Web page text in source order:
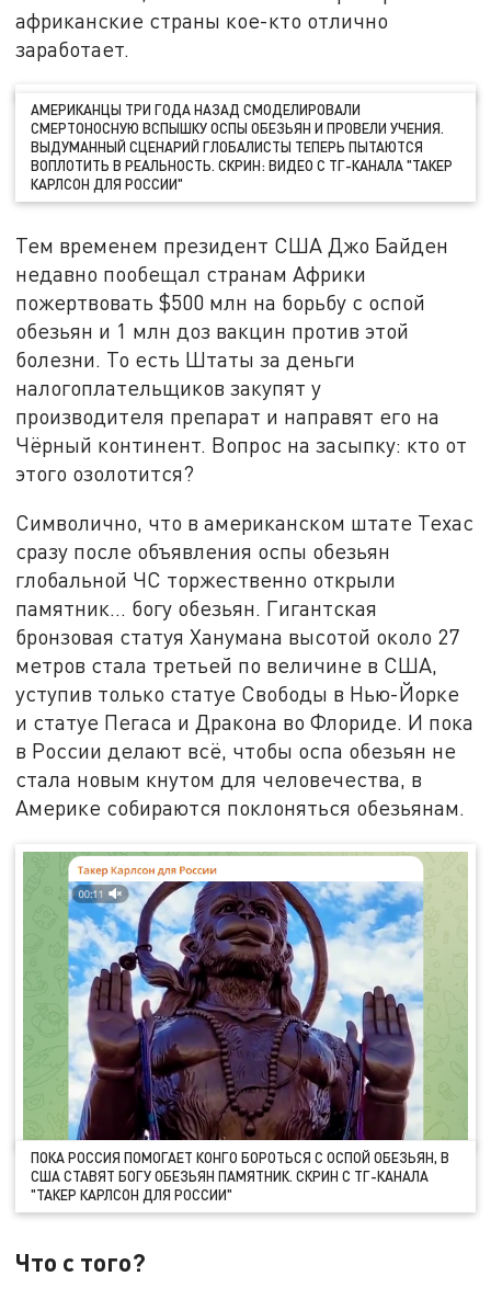
африканские страны кое-кто отлично
заработает.
АМЕРИКАНЦЫ ТРИ ГОДА НАЗАД СМОДЕЛИРОВАЛИ
СМЕРТОНОСНУЮ ВСПЫШКУ ОСПЫ ОБЕЗЬЯН И ПРОВЕЛИ УЧЕНИЯ.
ВЫДУМАННЫЙ СЦЕНАРИЙ ГЛОБАЛИСТЫ ТЕПЕРЬ ПЫТАЮТСЯ
ВОПЛОТИТЬ В РЕАЛЬНОСТЬ. СКРИН: ВИДЕО С ТГ-КАНАЛА "ТАКЕР
КАРЛСОН ДЛЯ РОССИИ"
Тем временем президент США Джо Байден
недавно пообещал странам Африки
пожертвовать $500 млн на борьбу с оспой
обезьян и 1 млн доз вакцин против этой
болезни. То есть Штаты за деньги
налогоплательщиков закупят у
производителя препарат и направят его на
Чёрный континент. Вопрос на засыпку: кто от
этого озолотится?
Символично, что в американском штате Техас
сразу после объявления оспы обезьян
глобальной ЧС торжественно открыли
памятник… богу обезьян. Гигантская
бронзовая статуя Ханумана высотой около 27
метров стала третьей по величине в США,
уступив только статуе Свободы в Нью-Йорке
и статуе Пегаса и Дракона во Флориде. И пока
в России делают всё, чтобы оспа обезьян не
стала новым кнутом для человечества, в
Америке собираются поклоняться обезьянам.
ПОКА РОССИЯ ПОМОГАЕТ КОНГО БОРОТЬСЯ С ОСПОЙ ОБЕЗЬЯН, В
США СТАВЯТ БОГУ ОБЕЗЬЯН ПАМЯТНИК. СКРИН С ТГ-КАНАЛА
"ТАКЕР КАРЛСОН ДЛЯ РОССИИ"
Что с того?